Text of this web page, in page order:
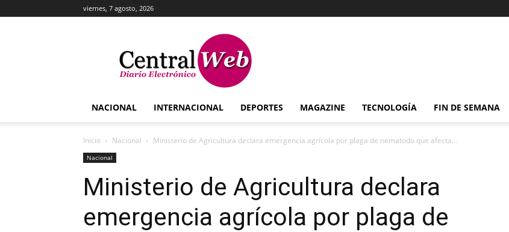
viernes, 7 agosto, 2026
Central
Web
NACIONAL INTERNACIONAL DEPORTES MAGAZINE TECNOLOGÍA FIN DE SEMANA
Inicio Nacional Ministerio de Agricultura declara emergencia agrícola por plaga de nematodo que afecta...
Nacional
Ministerio de Agricultura declara
emergencia agrícola por plaga de